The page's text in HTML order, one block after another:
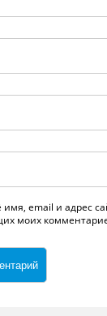
email и адрес
моих